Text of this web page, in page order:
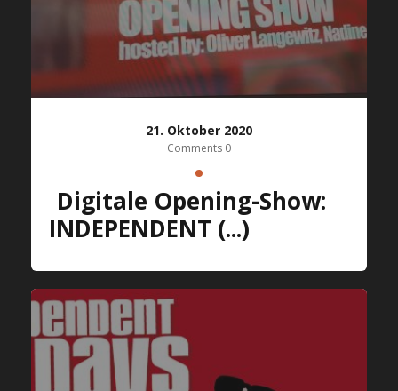
21. Oktober 2020
Comments 0
Digitale Opening-Show:
INDEPENDENT (...)